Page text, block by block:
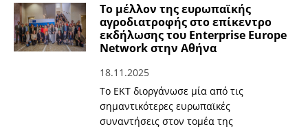
Το μέλλον της ευρωπαϊκής
αγροδιατροφής στο επίκεντρο
εκδήλωσης του Enterprise Europe
Network στην Αθήνα
18.11.2025
Το ΕΚΤ διοργάνωσε μία από τις
σημαντικότερες ευρωπαϊκές
συναντήσεις στον τομέα της